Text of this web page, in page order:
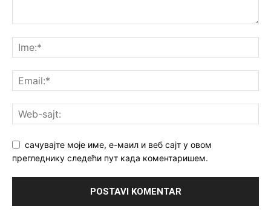
сачувајте моје име, е-маил и веб сајт у овом
прегледнику следећи пут када коментаришем.